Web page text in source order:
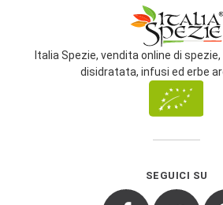
Italia Spezie, vendita online di
disidratata, infusi ed erbe
SEGUICI SU